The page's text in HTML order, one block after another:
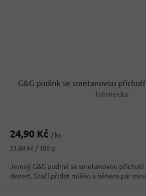
G&G pudink se smetanovou
Německa
24,90 Kč / ks
Měrná
21,84 Kč / 100 g
Jemný G&G pudink se smetanovou
dezert. Stačí přidat mléko a během pár